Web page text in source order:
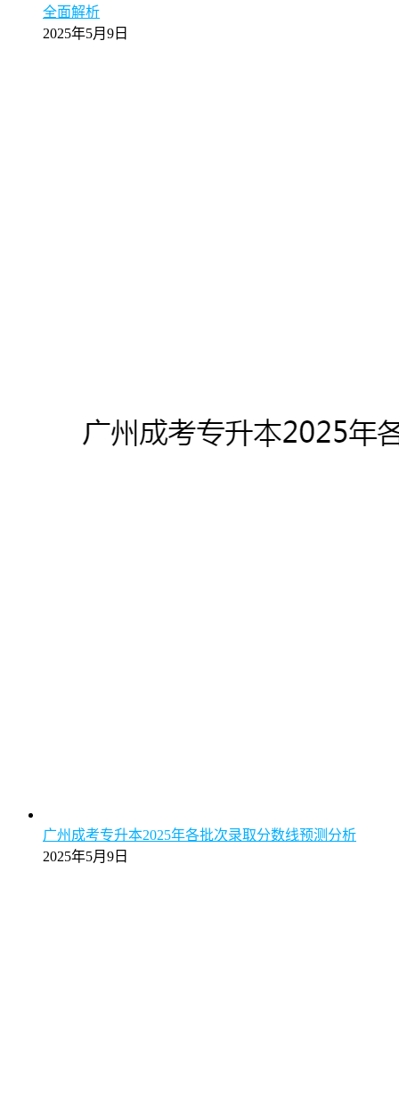
全面解析
2025年5月9日
广州成考专升本2025年各批次录取分数线预测分析
2025年5月9日